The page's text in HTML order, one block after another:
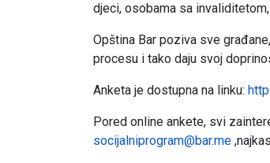
djeci, osobama sa
Opština Bar poziva sve
procesu i tako daju svoj
Anketa je dostupna na linku:
Pored online ankete, svi
socijalniprogram@bar.me